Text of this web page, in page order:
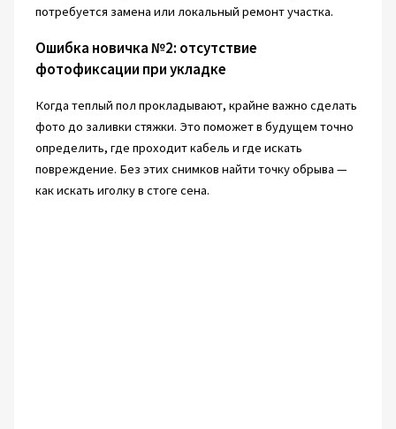
потребуется замена или локальный ремонт участка.
Ошибка новичка №2: отсутствие
фотофиксации при укладке
Когда теплый пол прокладывают, крайне важно сделать
фото до заливки стяжки. Это поможет в будущем точно
определить, где проходит кабель и где искать
повреждение. Без этих снимков найти точку обрыва —
как искать иголку в стоге сена.